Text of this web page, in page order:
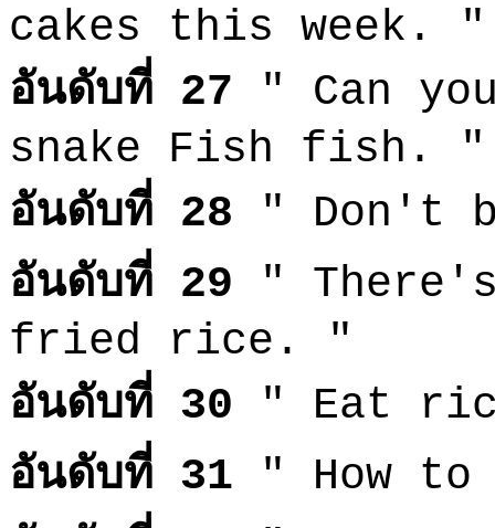
cakes this week.
อันดับที่ 27 " Can
snake Fish fish. "
อันดับที่ 28 " Don't
อันดับที่ 29 "
fried rice. "
อันดับที่ 30 " Eat
อันดับที่ 31 " How